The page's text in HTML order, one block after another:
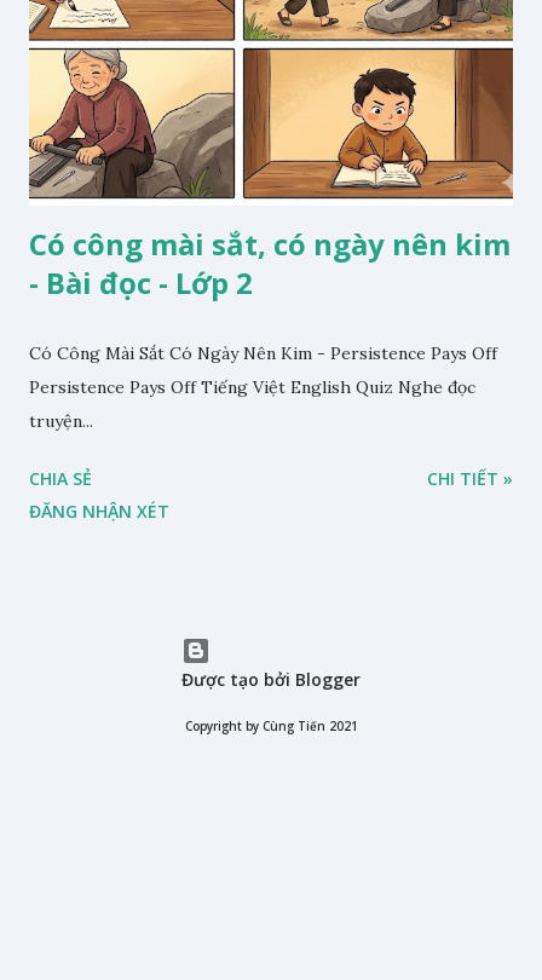
Có công mài sắt, có ngày nên kim
- Bài đọc - Lớp 2
Có Công Mài Sắt Có Ngày Nên Kim - Persistence Pays Off
Persistence Pays Off Tiếng Việt English Quiz Nghe đọc
truyện...
CHIA SẺ
ĐĂNG NHẬN XÉT
CHI TIẾT »
Được tạo bởi Blogger
Copyright by Cùng Tiến 2021